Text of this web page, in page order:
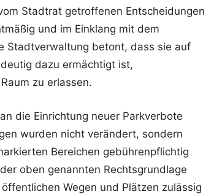
Stadtrat getroffenen Entscheidungen
und im Einklang mit dem
Stadtverwaltung betont, dass sie auf
dazu ermächtigt ist,
zu erlassen.
die Einrichtung neuer Parkverbote
wurden nicht verändert, sondern
Bereichen gebührenpflichtig
oben genannten Rechtsgrundlage
Wegen und Plätzen zulässig